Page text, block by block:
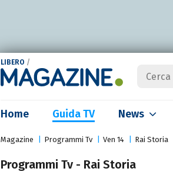
LIBERO /
Home Guida TV News
Magazine Programmi Tv Ven 14 Rai Storia
Programmi Tv - Rai Storia